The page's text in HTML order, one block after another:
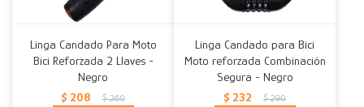
Linga Candado Para Moto
Bici Reforzada 2 Llaves -
Negro
$ 208 $ 260
Linga Candado para Bici
Moto reforzada Combinación
Segura - Negro
$ 232 $ 290